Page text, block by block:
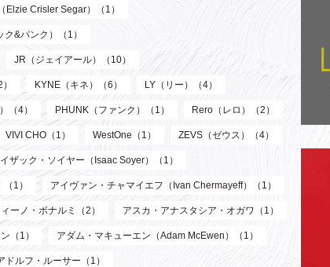
Elzie Crisler Segar）（1）
&パンク）（1）
JR（ジェイアール）（10）
KYNE（キネ）（6） LY（リー）（4）
（4） PHUNK（ファンク）（1） Rero（レロ）（2）
VIVI CHO（1） WestOne（1） ZEVS（ゼウス）（4）
ザック・ソイヤー（Isaac Soyer）（1）
1） アイヴァン・チャマイエフ（Ivan Chermayeff）（1）
ーノ・ボナルミ（2） アスカ・アナスタシア・オガワ（1）
（1） アダム・マキューエン（Adam McEwen）（1）
ドルフ・ルーサー（1）